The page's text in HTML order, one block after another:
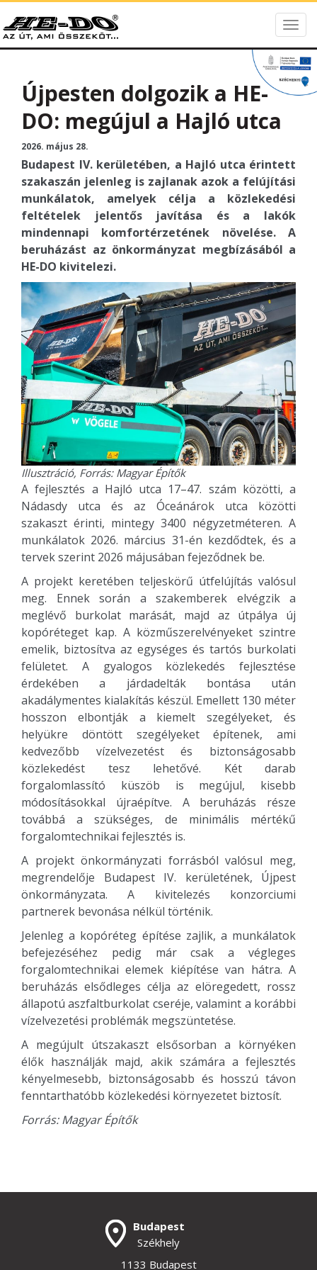
Újpesten dolgozik a HE-
DO: megújul a Hajló utca
2026. május 28.
Budapest IV. kerületében, a Hajló utca érintett
szakaszán jelenleg is zajlanak azok a felújítási
munkálatok, amelyek célja a közlekedési
feltételek jelentős javítása és a lakók
mindennapi komfortérzetének növelése. A
beruházást az önkormányzat megbízásából a
HE-DO kivitelezi.
Illusztráció, Forrás: Magyar Építők
A fejlesztés a Hajló utca 17–47. szám közötti, a
Nádasdy utca és az Óceánárok utca közötti
szakaszt érinti, mintegy 3400 négyzetméteren. A
munkálatok 2026. március 31-én kezdődtek, és a
tervek szerint 2026 májusában fejeződnek be.
A projekt keretében teljeskörű útfelújítás valósul
meg. Ennek során a szakemberek elvégzik a
meglévő burkolat marását, majd az útpálya új
kopóréteget kap. A közműszerelvényeket szintre
emelik, biztosítva az egységes és tartós burkolati
felületet. A gyalogos közlekedés fejlesztése
érdekében a járdadelták bontása után
akadálymentes kialakítás készül. Emellett 130 méter
hosszon elbontják a kiemelt szegélyeket, és
helyükre döntött szegélyeket építenek, ami
kedvezőbb vízelvezetést és biztonságosabb
közlekedést tesz lehetővé. Két darab
forgalomlassító küszöb is megújul, kisebb
módosításokkal újraépítve. A beruházás része
továbbá a szükséges, de minimális mértékű
forgalomtechnikai fejlesztés is.
A projekt önkormányzati forrásból valósul meg,
megrendelője Budapest IV. kerületének, Újpest
önkormányzata. A kivitelezés konzorciumi
partnerek bevonása nélkül történik.
Jelenleg a kopóréteg építése zajlik, a munkálatok
befejezéséhez pedig már csak a végleges
forgalomtechnikai elemek kiépítése van hátra. A
beruházás elsődleges célja az elöregedett, rossz
állapotú aszfaltburkolat cseréje, valamint a korábbi
vízelvezetési problémák megszüntetése.
A megújult útszakaszt elsősorban a környéken
élők használják majd, akik számára a fejlesztés
kényelmesebb, biztonságosabb és hosszú távon
fenntarthatóbb közlekedési környezetet biztosít.
Forrás: Magyar Építők
Budapest
Székhely
1133 Budapest